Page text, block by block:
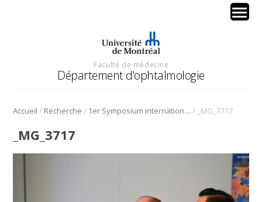
Faculté de médecine
Département d'ophtalmologie
Accueil / Recherche / 1er Symposium international en médecine régénérative de la cornée / _MG_3717
_MG_3717